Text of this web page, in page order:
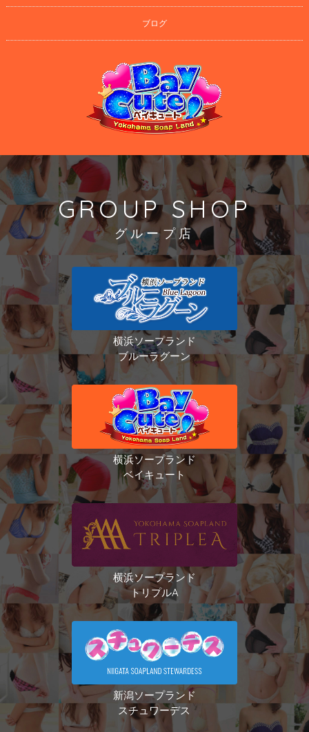
ブログ
GROUP SHOP
グループ店
横浜ソープランド
ブルーラグーン
横浜ソープランド
ベイキュート
横浜ソープランド
トリプルA
新潟ソープランド
スチュワーデス